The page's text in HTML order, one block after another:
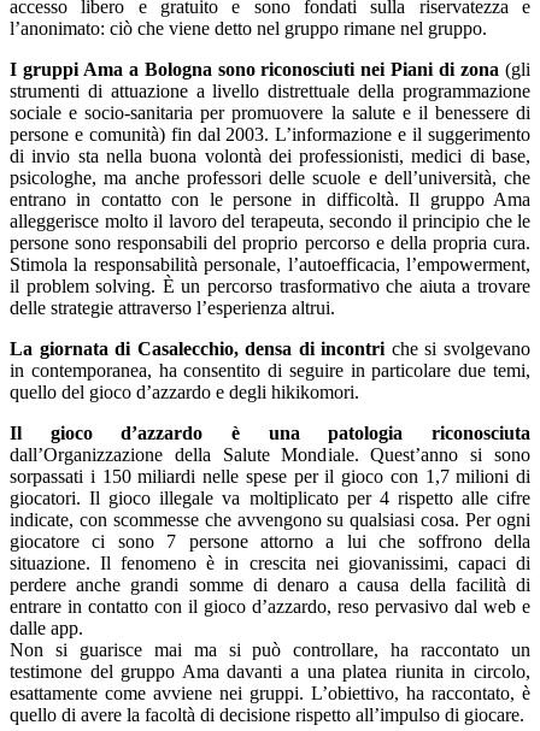
accesso libero e gratuito e sono fondati sulla riservatezza e
l’anonimato: ciò che viene detto nel gruppo rimane nel gruppo.
I gruppi Ama a Bologna sono riconosciuti nei Piani di zona (gli
strumenti di attuazione a livello distrettuale della programmazione
sociale e socio-sanitaria per promuovere la salute e il benessere di
persone e comunità) fin dal 2003. L’informazione e il suggerimento
di invio sta nella buona volontà dei professionisti, medici di base,
psicologhe, ma anche professori delle scuole e dell’università, che
entrano in contatto con le persone in difficoltà. Il gruppo Ama
alleggerisce molto il lavoro del terapeuta, secondo il principio che le
persone sono responsabili del proprio percorso e della propria cura.
Stimola la responsabilità personale, l’autoefficacia, l’empowerment,
il problem solving. È un percorso trasformativo che aiuta a trovare
delle strategie attraverso l’esperienza altrui.
La giornata di Casalecchio, densa di incontri che si svolgevano
in contemporanea, ha consentito di seguire in particolare due temi,
quello del gioco d’azzardo e degli hikikomori.
Il gioco d’azzardo è una patologia riconosciuta
dall’Organizzazione della Salute Mondiale. Quest’anno si sono
sorpassati i 150 miliardi nelle spese per il gioco con 1,7 milioni di
giocatori. Il gioco illegale va moltiplicato per 4 rispetto alle cifre
indicate, con scommesse che avvengono su qualsiasi cosa. Per ogni
giocatore ci sono 7 persone attorno a lui che soffrono della
situazione. Il fenomeno è in crescita nei giovanissimi, capaci di
perdere anche grandi somme di denaro a causa della facilità di
entrare in contatto con il gioco d’azzardo, reso pervasivo dal web e
dalle app.
Non si guarisce mai ma si può controllare, ha raccontato un
testimone del gruppo Ama davanti a una platea riunita in circolo,
esattamente come avviene nei gruppi. L’obiettivo, ha raccontato, è
quello di avere la facoltà di decisione rispetto all’impulso di giocare.